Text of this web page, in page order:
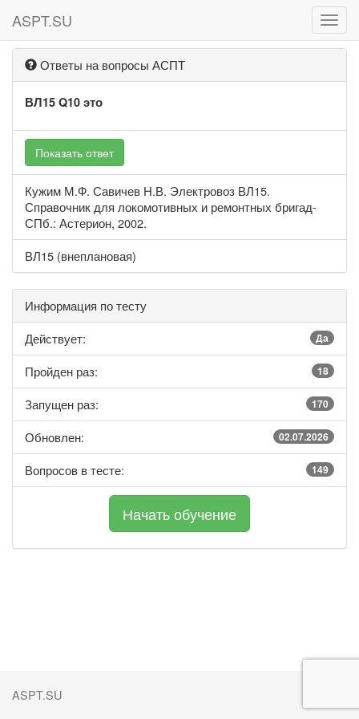
ASPT.SU
Ответы на вопросы АСПТ
ВЛ15 Q10 это
Показать ответ
Кужим М.Ф. Савичев Н.В. Электровоз ВЛ15.
Справочник для локомотивных и ремонтных бригад-
СПб.: Астерион, 2002.
ВЛ15 (внеплановая)
Информация по тесту
Действует:
Да
Пройден раз: 18
Запущен раз: 170
Обновлен: 02.07.2026
Вопросов в тесте: 149
ASPT.SU